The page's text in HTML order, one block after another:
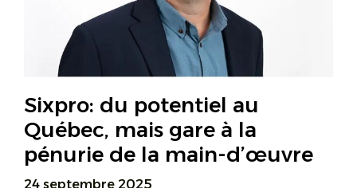
Sixpro: du potentiel au
Québec, mais gare à la
pénurie de la main-d’œuvre
24 septembre 2025